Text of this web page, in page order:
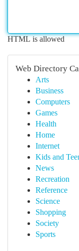
HTML is allowed
Web Directory
Arts
Business
Computers
Games
Health
Home
Internet
Kids and
News
Recreation
Reference
Science
Shopping
Society
Sports